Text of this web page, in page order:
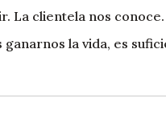
La clientela nos conoce.
ganarnos la vida, es